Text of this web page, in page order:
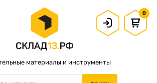
материалы и инструменты
0